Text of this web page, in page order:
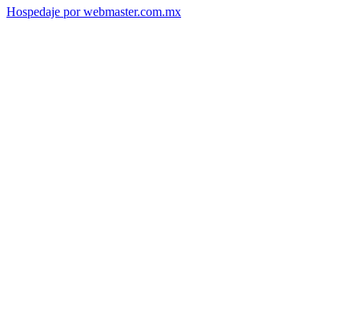
Hospedaje por webmaster.com.mx